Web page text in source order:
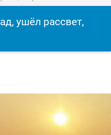
ушёл рассвет,